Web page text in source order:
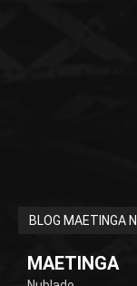
BLOG MAETINGA
MAETINGA